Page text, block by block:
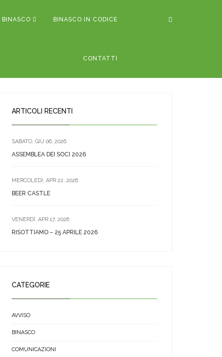
BINASCO BINASCO IN CODICE
CONTATTI
ARTICOLI RECENTI
SABATO, GIU 06, 2026
ASSEMBLEA DEI SOCI 2026
MERCOLEDÌ, APR 22, 2026
BEER CASTLE
VENERDÌ, APR 17, 2026
RISOTTIAMO – 25 APRILE 2026
CATEGORIE
AVVISO
BINASCO
COMUNICAZIONI